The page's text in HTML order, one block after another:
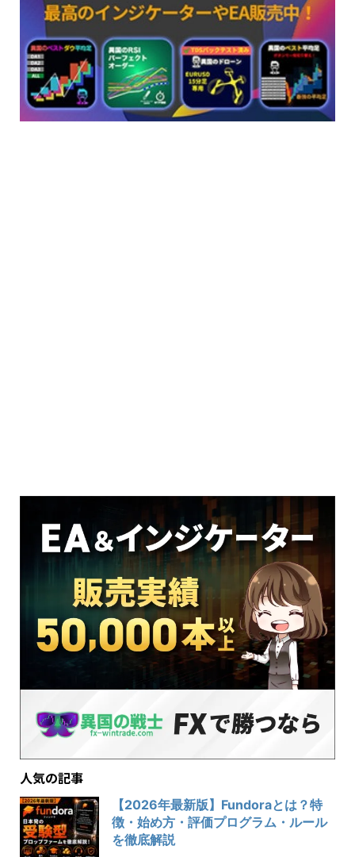
人気の記事
【2026年最新版】Fundoraとは？特
徴・始め方・評価プログラム・ルール
を徹底解説